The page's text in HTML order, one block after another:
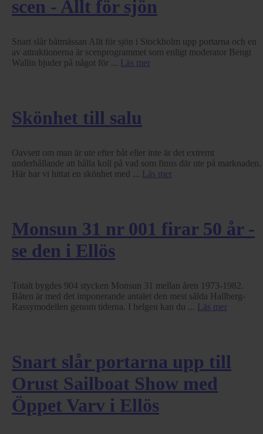
scen - Allt för sjön
Snart slår båtmässan Allt för sjön i Stockholm upp portarna och en
av attraktionerna är scenprogrammet som enligt moderator Bengt
Wallin bjuder på något för ... Läs mer
Skönhet till salu
Oavsett om man är ute efter båt eller inte är det extremt
underhållande att hålla koll på vad som finns där ute på marknaden.
Här har vi hittat en skönhet med ... Läs mer
Monsun 31 nr 001 firar 50 år -
se den i Ellös
Totalt bygdes 904 stycken Monsun 31 mellan åren 1973-1982.
Båten är med det imponerande antalet den mest sålda Hallberg-
Rassymodellen genom tiderna. I helgen kan du ... Läs mer
Snart slår portarna upp till
Orust Sailboat Show med
Öppet Varv i Ellös